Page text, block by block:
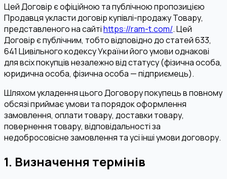
Цей Договір є офіційною та публічною пропозицією
Продавця укласти договір купівлі-продажу Товару,
представленого на сайтіhttps://ram-t.com/. Цей
Договір є публічним, тобто відповідно до статей 633,
641 Цивільного кодексу України його умови однакові
для всіх покупців незалежно від статусу (фізична особа,
юридична особа, фізична особа — підприємець).
Шляхом укладення цього Договору покупець в повному
обсязі приймає умови та порядок оформлення
замовлення, оплати товару, доставки товару,
повернення товару, відповідальності за
недобросовісне замовлення та усі інші умови договору.
1. Визначення термінів